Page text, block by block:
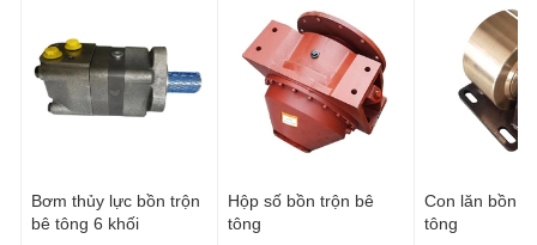
Bơm thủy lực bồn trộn
bê tông 6 khối
Hộp số bồn trộn bê
tông
Con lăn bồn
tông